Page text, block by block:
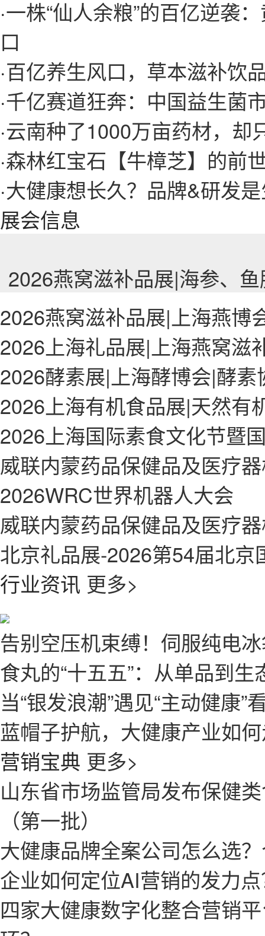
·一株“仙人余粮”的百亿逆袭
口
·百亿养生风口，草本滋补饮
·千亿赛道狂奔：中国益生菌
·云南种了1000万亩药材，却
·森林红宝石【牛樟芝】的前
·大健康想长久？品牌&研发
展会信息
2026燕窝滋补品展|海参、
2026燕窝滋补品展|上海燕博
2026上海礼品展|上海燕窝滋
2026酵素展|上海酵博会|酵
2026上海有机食品展|天然有
2026上海国际素食文化节暨
威联内蒙药品保健品及医疗
2026WRC世界机器人大会
威联内蒙药品保健品及医疗
北京礼品展-2026第54届北
行业资讯 更多>
告别空压机束缚！伺服纯电
食丸的“十五五”：从单品到
当“银发浪潮”遇见“主动健康
蓝帽子护航，大健康产业如
营销宝典 更多>
山东省市场监管局发布保健
（第一批）
大健康品牌全案公司怎么选
企业如何定位AI营销的发力
四家大健康数字化整合营销